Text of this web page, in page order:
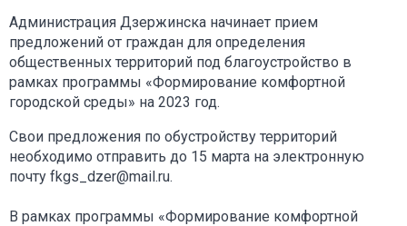
Администрация Дзержинска начинает прием
предложений от граждан для определения
общественных территорий под благоустройство в
рамках программы «Формирование комфортной
городской среды» на 2023 год.
Свои предложения по обустройству территорий
необходимо отправить до 15 марта на электронную
почту fkgs_dzer@mail.ru.
В рамках программы «Формирование комфортной